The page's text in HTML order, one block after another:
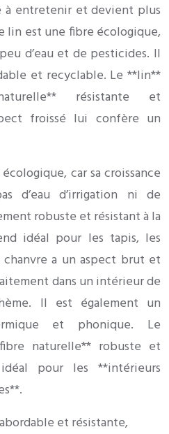
entretenir et devient plus
lin est une fibre écologique,
d’eau et de pesticides. Il
et recyclable. Le **lin**
résistante et
froissé lui confère un
car sa croissance
d’eau d’irrigation ni de
robuste et résistant à la
idéal pour les tapis, les
a un aspect brut et
dans un intérieur de
Il est également un
et phonique. Le
naturelle** robuste et
pour les **intérieurs
et résistante,